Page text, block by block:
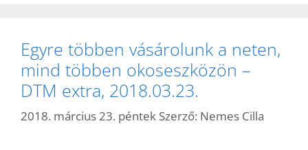
Egyre többen vásárolunk a neten,
mind többen okoseszközön –
DTM extra, 2018.03.23.
2018. március 23. péntek Szerző: Nemes Cilla